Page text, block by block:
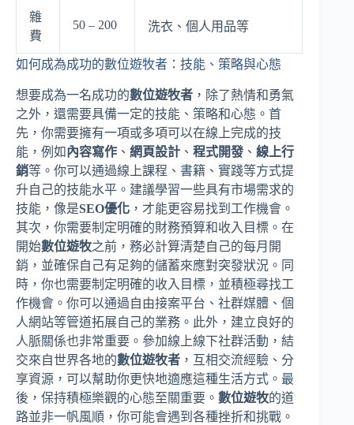
雜
費
50 – 200 洗衣、個人用品等
如何成為成功的數位遊牧者：技能、策略與心態
想要成為一名成功的數位遊牧者 ，除了熱情和勇氣
之外，還需要具備一定的技能、策略和心態。首
先，你需要擁有一項或多項可以在線上完成的技
能，例如內容寫作 、 網頁設計 、 程式開發 、 線上行
銷等。你可以通過線上課程、書籍、實踐等方式提
升自己的技能水平。建議學習一些具有市場需求的
技能，像是SEO優化 ，才能更容易找到工作機會。
其次，你需要制定明確的財務預算和收入目標。在
開始數位遊牧之前，務必計算清楚自己的每月開
銷，並確保自己有足夠的儲蓄來應對突發狀況。同
時，你也需要制定明確的收入目標，並積極尋找工
作機會。你可以通過自由接案平台、社群媒體、個
人網站等管道拓展自己的業務。此外，建立良好的
人脈關係也非常重要。參加線上線下社群活動，結
交來自世界各地的數位遊牧者 ，互相交流經驗、分
享資源，可以幫助你更快地適應這種生活方式。最
後，保持積極樂觀的心態至關重要。 數位遊牧的道
路並非一帆風順，你可能會遇到各種挫折和挑戰。